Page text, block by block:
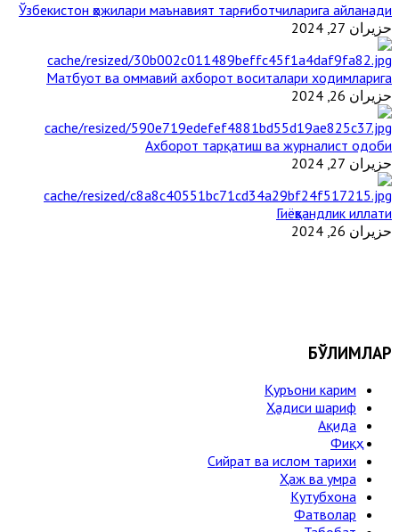
Ўзбекистон ҳожилари маънавият тарғиботчиларига айланади
حزيران 27, 2024
Матбуот ва оммавий ахборот воситалари ходимларига
حزيران 26, 2024
Ахборот тарқатиш ва журналист одоби
حزيران 27, 2024
Гиёҳвандлик иллати
حزيران 26, 2024
БЎЛИМЛАР
Қуръони карим
Ҳадиси шариф
Ақида
Фиқҳ
Сийрат ва ислом тарихи
Ҳаж ва умра
Кутубхона
Фатволар